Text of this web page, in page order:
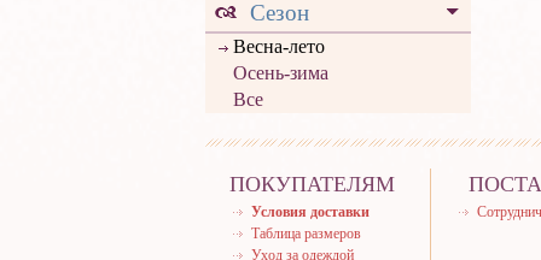
Сезон
Весна-лето
Осень-зима
Все
ПОКУПАТЕЛЯМ
Условия доставки
Таблица размеров
Уход за одеждой